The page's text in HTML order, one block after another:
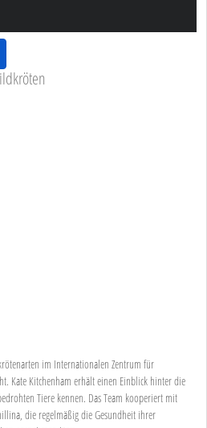
im Internationalen Zentrum für
Kate Kitchenham erhält einen Einblick hinter die
Tiere kennen. Das Team kooperiert mit
die regelmäßig die Gesundheit ihrer